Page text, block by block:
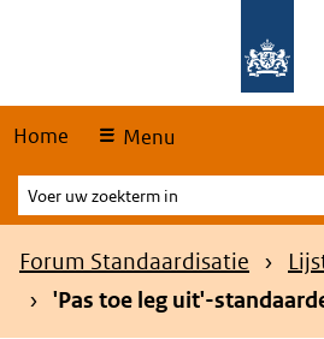
Home Menu
Voer
uw
zoekterm
Kruimelpad
Forum Standaardisatie
'Pas toe leg uit'-